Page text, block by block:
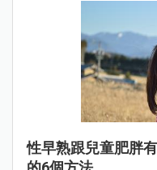
性早熟跟兒童肥胖